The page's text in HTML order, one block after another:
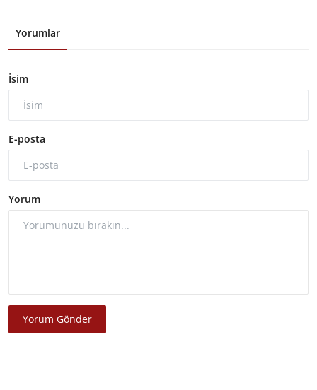
Yorumlar
İsim
E-posta
Yorum
Yorum Gönder